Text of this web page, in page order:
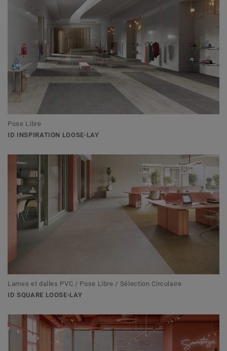
Pose Libre
ID INSPIRATION LOOSE-LAY
Lames et dalles PVC / Pose Libre / Sélection Circulaire
ID SQUARE LOOSE-LAY